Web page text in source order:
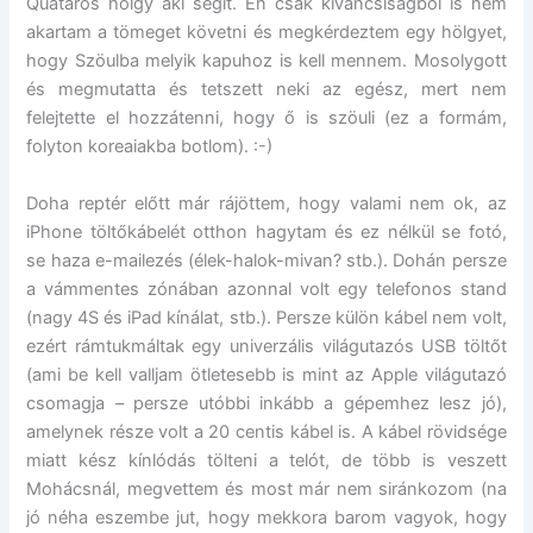
akartam a tömeget követni és megkérdeztem egy hölgyet,
hogy Szöulba melyik kapuhoz is kell mennem. Mosolygott
és megmutatta és tetszett neki az egész, mert nem
felejtette el hozzátenni, hogy ő is szöuli (ez a formám,
folyton koreaiakba botlom). :-)
Doha reptér előtt már rájöttem, hogy valami nem ok, az
iPhone töltőkábelét otthon hagytam és ez nélkül se fotó,
se haza e-mailezés (élek-halok-mivan? stb.). Dohán persze
a vámmentes zónában azonnal volt egy telefonos stand
(nagy 4S és iPad kínálat, stb.). Persze külön kábel nem volt,
ezért rámtukmáltak egy univerzális világutazós USB töltőt
(ami be kell valljam ötletesebb is mint az Apple világutazó
csomagja – persze utóbbi inkább a gépemhez lesz jó),
amelynek része volt a 20 centis kábel is. A kábel rövidsége
miatt kész kínlódás tölteni a telót, de több is veszett
Mohácsnál, megvettem és most már nem siránkozom (na
jó néha eszembe jut, hogy mekkora barom vagyok, hogy